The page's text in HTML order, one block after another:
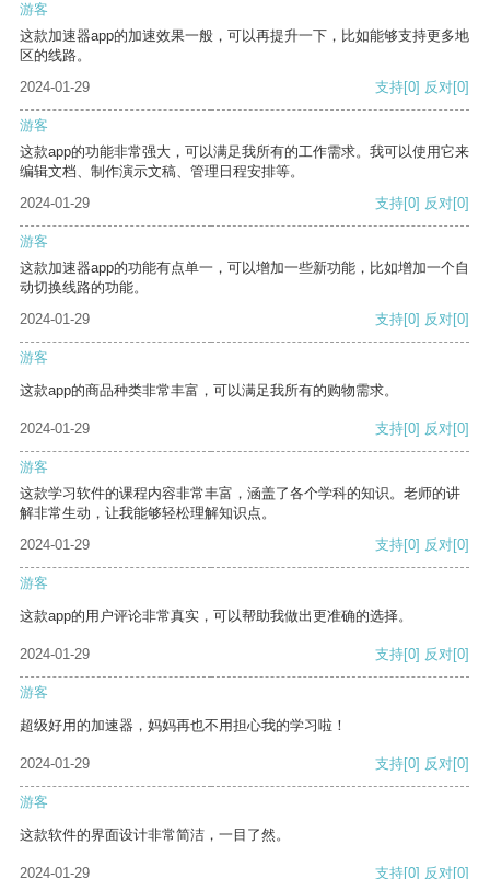
游客
这款加速器app的加速效果一般，可以再提升一下，比如能够支持更多地
区的线路。
2024-01-29
支持[0] 反对[0]
游客
这款app的功能非常强大，可以满足我所有的工作需求。我可以使用它来
编辑文档、制作演示文稿、管理日程安排等。
2024-01-29
支持[0] 反对[0]
游客
这款加速器app的功能有点单一，可以增加一些新功能，比如增加一个自
动切换线路的功能。
2024-01-29
支持[0] 反对[0]
游客
这款app的商品种类非常丰富，可以满足我所有的购物需求。
2024-01-29 支持[0] 反对[0]
游客
这款学习软件的课程内容非常丰富，涵盖了各个学科的知识。老师的讲
解非常生动，让我能够轻松理解知识点。
2024-01-29
支持[0] 反对[0]
游客
这款app的用户评论非常真实，可以帮助我做出更准确的选择。
2024-01-29 支持[0] 反对[0]
游客
超级好用的加速器，妈妈再也不用担心我的学习啦！
2024-01-29 支持[0] 反对[0]
游客
这款软件的界面设计非常简洁，一目了然。
2024-01-29 支持[0] 反对[0]